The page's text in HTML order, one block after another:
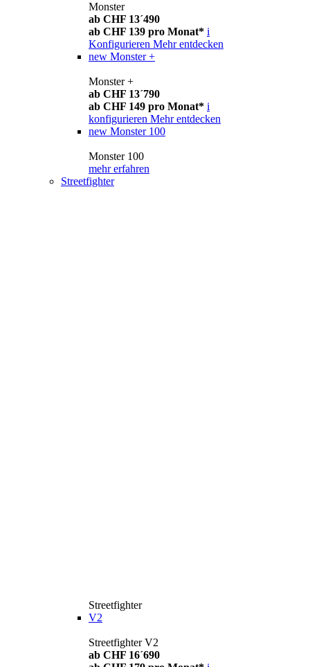
Monster
ab CHF 13´490
ab CHF 139 pro Monat* i
Konfigurieren Mehr entdecken
new Monster +
Monster +
ab CHF 13´790
ab CHF 149 pro Monat* i
konfigurieren Mehr entdecken
new Monster 100
Monster 100
mehr erfahren
Streetfighter
Streetfighter
V2
Streetfighter V2
ab CHF 16´690